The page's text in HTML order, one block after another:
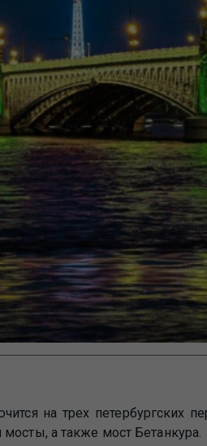
на трех
а также мост Бетанкура.